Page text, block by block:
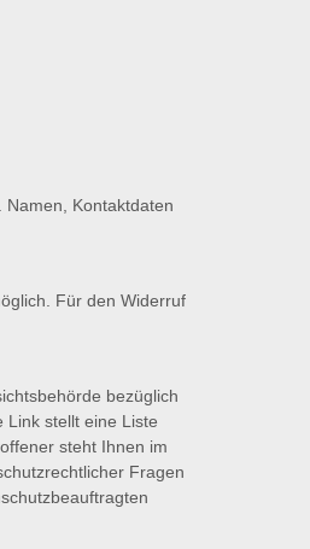
Kontaktdaten
Für den Widerruf
bezüglich
Link stellt eine Liste
steht Ihnen im
Fragen